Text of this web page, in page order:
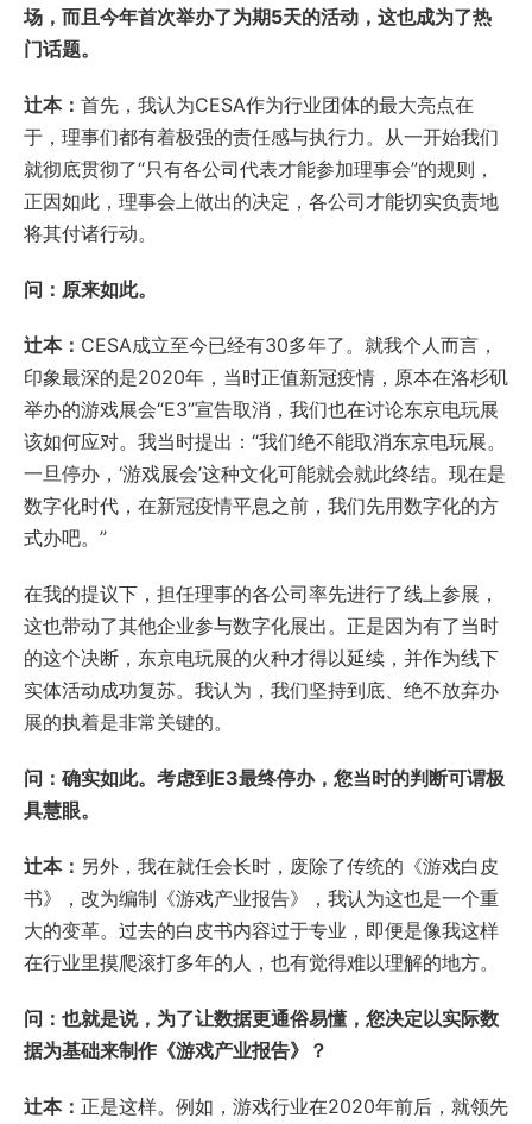
场，而且今年首次举办了为期5天的活动，这也成为了热
门话题。
辻本： 首先，我认为CESA作为行业团体的最大亮点在
于，理事们都有着极强的责任感与执行力。从一开始我们
就彻底贯彻了“只有各公司代表才能参加理事会”的规则，
正因如此，理事会上做出的决定，各公司才能切实负责地
将其付诸行动。
问：原来如此。
辻本： CESA成立至今已经有30多年了。就我个人而言，
印象最深的是2020年，当时正值新冠疫情，原本在洛杉矶
举办的游戏展会“E3”宣告取消，我们也在讨论东京电玩展
该如何应对。我当时提出：“我们绝不能取消东京电玩展。
一旦停办，‘游戏展会’这种文化可能就会就此终结。现在是
数字化时代，在新冠疫情平息之前，我们先用数字化的方
式办吧。”
在我的提议下，担任理事的各公司率先进行了线上参展，
这也带动了其他企业参与数字化展出。正是因为有了当时
的这个决断，东京电玩展的火种才得以延续，并作为线下
实体活动成功复苏。我认为，我们坚持到底、绝不放弃办
展的执着是非常关键的。
问：确实如此。考虑到E3最终停办，您当时的判断可谓极
具慧眼。
辻本： 另外，我在就任会长时，废除了传统的《游戏白皮
书》，改为编制《游戏产业报告》，我认为这也是一个重
大的变革。过去的白皮书内容过于专业，即便是像我这样
在行业里摸爬滚打多年的人，也有觉得难以理解的地方。
问：也就是说，为了让数据更通俗易懂，您决定以实际数
据为基础来制作《游戏产业报告》？
辻本： 正是这样。例如，游戏行业在2020年前后，就领先